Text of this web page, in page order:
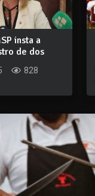
insta a
de dos
828